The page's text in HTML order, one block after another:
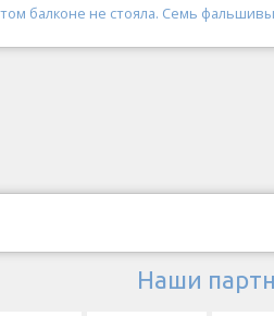
балконе не стояла. Семь
Наши